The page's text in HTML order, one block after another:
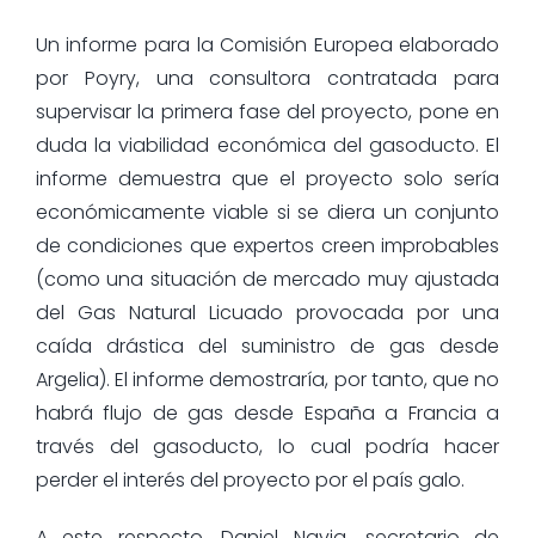
Un informe para la Comisión Europea elaborado
por Poyry, una consultora contratada para
supervisar la primera fase del proyecto, pone en
duda la viabilidad económica del gasoducto. El
informe demuestra que el proyecto solo sería
económicamente viable si se diera un conjunto
de condiciones que expertos creen improbables
(como una situación de mercado muy ajustada
del Gas Natural Licuado provocada por una
caída drástica del suministro de gas desde
Argelia). El informe demostraría, por tanto, que no
habrá flujo de gas desde España a Francia a
través del gasoducto, lo cual podría hacer
perder el interés del proyecto por el país galo.